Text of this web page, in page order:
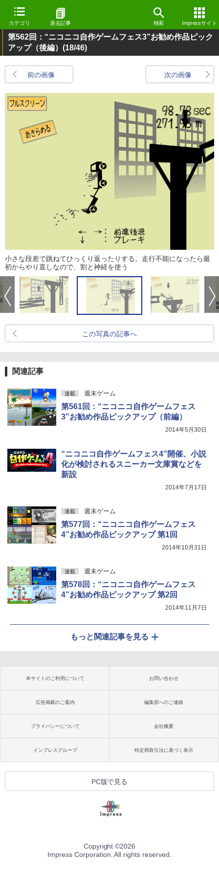
カテゴリ 過去記事 検索 Impressサイト
第562回：“ニコニコ自作ゲームフェス3”お勧め作品ピック
アップ（後編） (18/46)
前の画像 次の画像
小さな段差で跳ねてひっくり返ったりする。走行不能になったら最
初からやり直しなので、割と神経を使う
この写真の記事へ
関連記事
連載 週末ゲーム
第561回：“ニコニコ自作ゲームフェス
3”お勧め作品ピックアップ（前編）
2014年5月30日
“ニコニコ自作ゲームフェス4”開催、小説
化が検討されるスニーカー文庫賞などを
新設
2014年7月17日
連載 週末ゲーム
第577回：“ニコニコ自作ゲームフェス
4”お勧め作品ピックアップ 第1回
2014年10月31日
連載 週末ゲーム
第578回：“ニコニコ自作ゲームフェス
4”お勧め作品ピックアップ 第2回
2014年11月7日
もっと関連記事を見る
本サイトのご利用について お問い合わせ
広告掲載のご案内 編集部へのご連絡
プライバシーについて 会社概要
インプレスグループ 特定商取引法に基づく表示
PC版で見る
Copyright ©2026
Impress Corporation. All rights reserved.